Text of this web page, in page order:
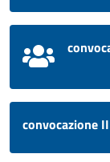
convocazione